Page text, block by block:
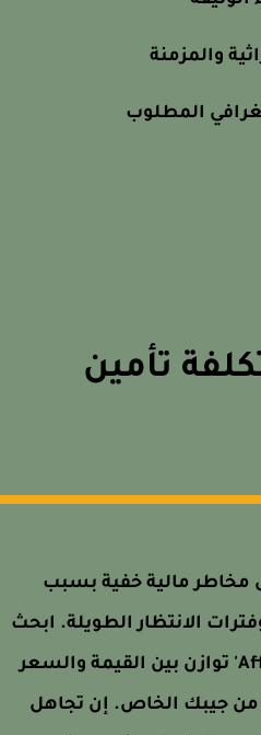
والمزمنة
المطلوب
تأمين
مالية خفية بسبب
الانتظار الطويلة. ابحث
عن 'Affordable medical plans' توازن بين القيمة والسعر
جيبك الخاص. إن تجاهل